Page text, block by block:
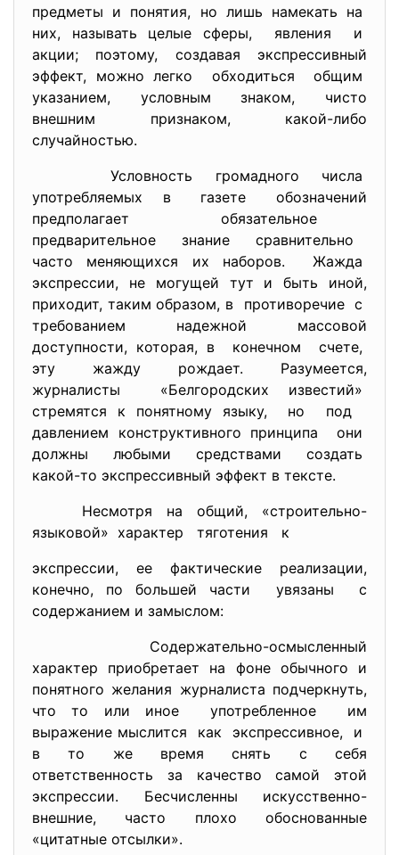
предметы и понятия, но лишь намекать на
них, называть целые сферы, явления и
акции; поэтому, создавая экспрессивный
эффект, можно легко обходиться общим
указанием, условным знаком, чисто
внешним признаком, какой-либо
случайностью.
Условность громадного числа
употребляемых в газете обозначений
предполагает обязательное
предварительное знание сравнительно
часто меняющихся их наборов. Жажда
экспрессии, не могущей тут и быть иной,
приходит, таким образом, в противоречие с
требованием надежной массовой
доступности, которая, в конечном счете,
эту жажду рождает. Разумеется,
журналисты «Белгородских известий»
стремятся к понятному языку, но под
давлением конструктивного принципа они
должны любыми средствами создать
какой-то экспрессивный эффект в тексте.
Несмотря на общий, «строительно-
языковой» характер тяготения к
экспрессии, ее фактические реализации,
конечно, по большей части увязаны с
содержанием и замыслом:
Содержательно-осмысленный
характер приобретает на фоне обычного и
понятного желания журналиста подчеркнуть,
что то или иное употребленное им
выражение мыслится как экспрессивное, и
в то же время снять с себя
ответственность за качество самой этой
экспрессии. Бесчисленны искусственно-
внешние, часто плохо обоснованные
«цитатные отсылки».